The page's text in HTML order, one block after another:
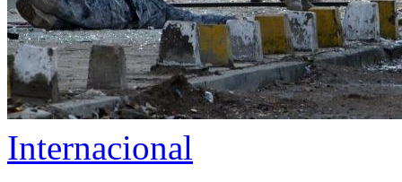
Internacional